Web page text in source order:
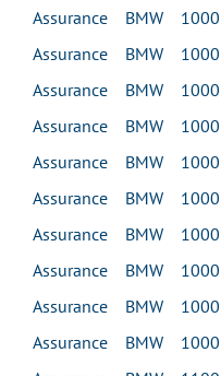
Assurance BMW 1000
Assurance BMW
Assurance BMW
Assurance BMW 1000
Assurance BMW
Assurance BMW
Assurance BMW
Assurance BMW
Assurance BMW
Assurance BMW